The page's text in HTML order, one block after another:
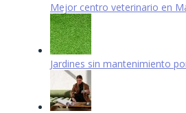
Mejor centro veterinario en
Jardines sin mantenimiento